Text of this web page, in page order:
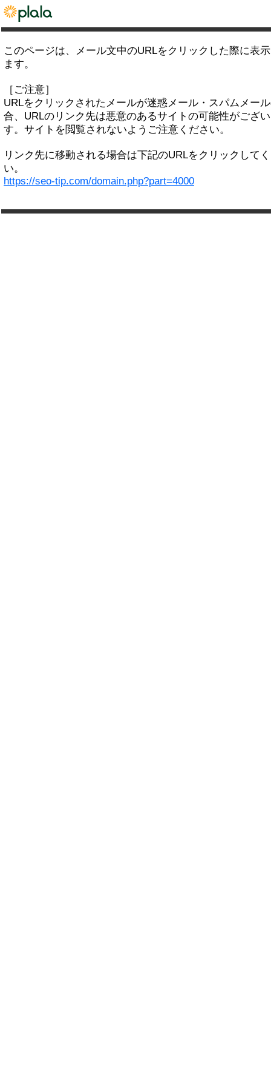
このページは、メール文中のURLをクリックした際に表
ます。
［ご注意］
URLをクリックされたメールが迷惑メール・スパムメー
合、URLのリンク先は悪意のあるサイトの可能性がござ
す。サイトを閲覧されないようご注意ください。
リンク先に移動される場合は下記のURLをクリックして
い。
https://seo-tip.com/domain.php?part=4000